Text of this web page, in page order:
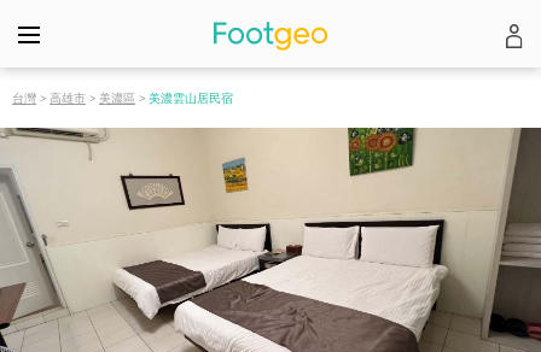
台灣 > 高雄市 > 美濃區 > 美濃雲山居民宿